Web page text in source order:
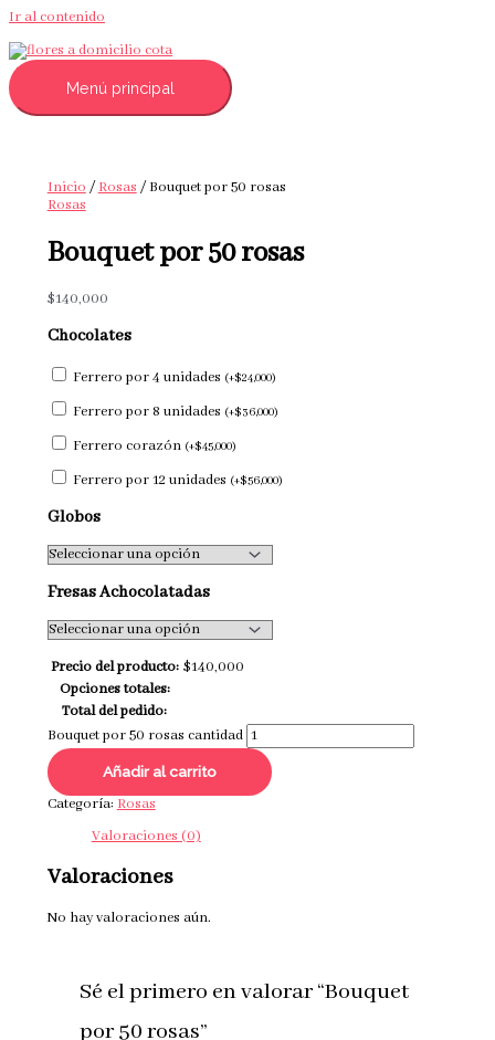
Ir al contenido
Menú principal
Inicio/Rosas/ Bouquet por 50 rosas
Rosas
Bouquet por 50 rosas
$140,000
Chocolates
Ferrero por 4 unidades (+$24,000)
Ferrero por 8 unidades (+$36,000)
Ferrero corazón (+$45,000)
Ferrero por 12 unidades (+$56,000)
Globos
Fresas Achocolatadas
Precio del producto: $140,000
Opciones totales:
Total del pedido:
Bouquet por 50 rosas cantidad
Añadir al carrito
Categoría: Rosas
Valoraciones (0)
Valoraciones
No hay valoraciones aún.
Sé el primero en valorar “Bouquet
por 50 rosas”